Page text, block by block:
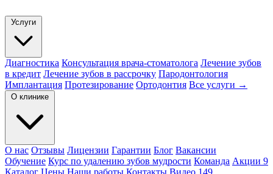
Услуги
Диагностика Консультация врача-стоматолога Лечение зубов
в кредит Лечение зубов в рассрочку Пародонтология
Имплантация Протезирование Ортодонтия Все услуги →
О клинике
О нас Отзывы Лицензии Гарантии Блог Вакансии
Обучение Курс по удалению зубов мудрости Команда Акции 9
Каталог Цены Наши работы Контакты Видео 149